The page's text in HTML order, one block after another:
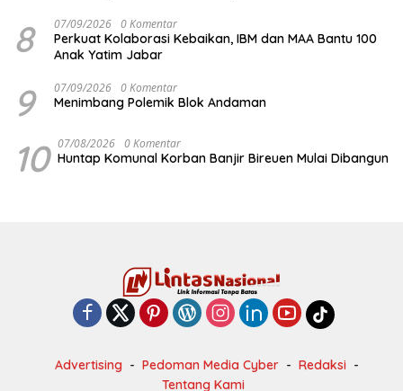
8 07/09/2026 0 Komentar
Perkuat Kolaborasi Kebaikan, IBM dan MAA Bantu 100
Anak Yatim Jabar
9 07/09/2026 0 Komentar
Menimbang Polemik Blok Andaman
10 07/08/2026 0 Komentar
Huntap Komunal Korban Banjir Bireuen Mulai Dibangun
Advertising Pedoman Media Cyber
Redaksi
Tentang Kami